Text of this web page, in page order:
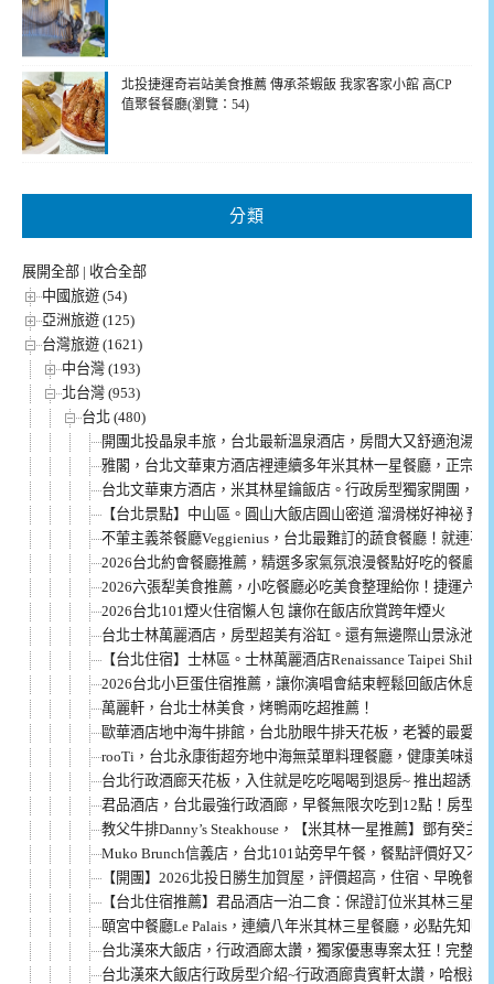
北投捷運奇岩站美食推薦 傳承茶蝦飯 我家客家小館 高CP
值聚餐餐廳(瀏覽：54)
分類
展開全部 | 收合全部
中國旅遊 (54)
亞洲旅遊 (125)
台灣旅遊 (1621)
中台灣 (193)
北台灣 (953)
台北 (480)
開團北投晶泉丰旅，台北最新溫泉酒店，房間大又舒適泡湯超
雅閣，台北文華東方酒店裡連續多年米其林一星餐廳，正宗粵
台北文華東方酒店，米其林星鑰飯店。行政房型獨家開團，說
【台北景點】中山區。圓山大飯店圓山密道 溜滑梯好神祕 預
不葷主義茶餐廳Veggienius，台北最難訂的蔬食餐廳！就連不
2026台北約會餐廳推薦，精選多家氣氛浪漫餐點好吃的餐廳
2026六張犁美食推薦，小吃餐廳必吃美食整理給你！捷運六
2026台北101煙火住宿懶人包 讓你在飯店欣賞跨年煙火
台北士林萬麗酒店，房型超美有浴缸。還有無邊際山景泳池
【台北住宿】士林區。士林萬麗酒店Renaissance Taipei
2026台北小巨蛋住宿推薦，讓你演唱會結束輕鬆回飯店休息！
萬麗軒，台北士林美食，烤鴨兩吃超推薦！
歐華酒店地中海牛排館，台北肋眼牛排天花板，老饕的最愛！
rooTi，台北永康街超夯地中海無菜單料理餐廳，健康美味還
台北行政酒廊天花板，入住就是吃吃喝喝到退房~ 推出超誘人
君品酒店，台北最強行政酒廊，早餐無限次吃到12點！房型介
教父牛排Danny’s Steakhouse，【米其林一星推薦】鄧有癸
Muko Brunch信義店，台北101站旁早午餐，餐點評價好又不
【開團】2026北投日勝生加賀屋，評價超高，住宿、早晚餐
【台北住宿推薦】君品酒店一泊二食：保證訂位米其林三星
頤宮中餐廳Le Palais，連續八年米其林三星餐廳，必點先知
台北漢來大飯店，行政酒廊太讚，獨家優惠專案太狂！完整方
台北漢來大飯店行政房型介紹~行政酒廊貴賓軒太讚，哈根達